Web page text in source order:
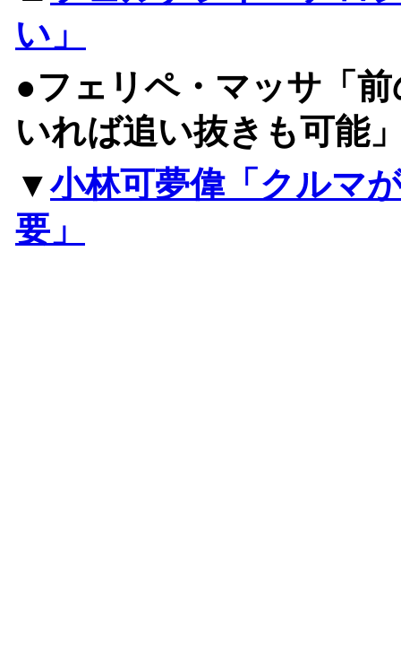
い」
●フェリペ・マッサ「
いれば追い抜きも可能
▼小林可夢偉「クルマ
要」